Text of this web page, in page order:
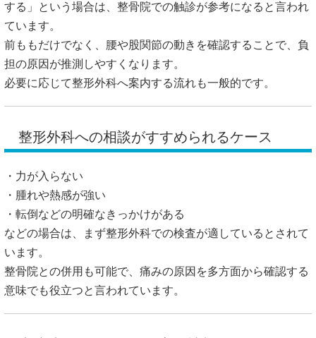
する」という場合は、整骨院での触診が参考になると言われ
ています。
前ももだけでなく、腰や股関節の動きを確認することで、負
担の原因が推測しやすくなります。
必要に応じて整形外科へ案内する流れも一般的です。
整形外科への相談がすすめられるケース
・力が入らない
・腫れや熱感が強い
・転倒などの明確なきっかけがある
などの場合は、まず整形外科での検査が適しているとされて
います。
整骨院との併用も可能で、痛みの原因を多方面から確認する
意味でも役立つと言われています。